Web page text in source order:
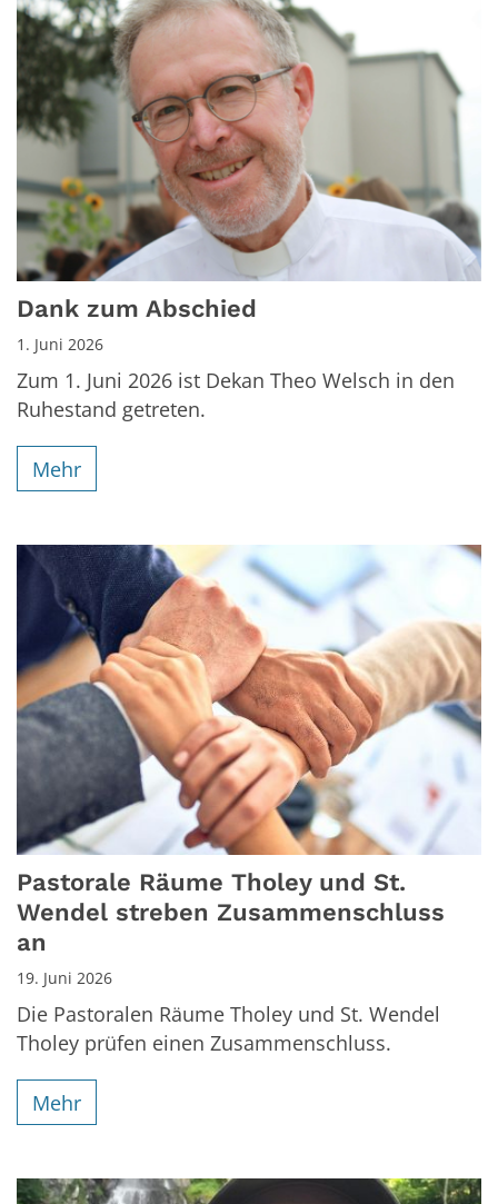
Dank zum Abschied
1. Juni 2026
Zum 1. Juni 2026 ist Dekan Theo Welsch in den
Ruhestand getreten.
Mehr
Pastorale Räume Tholey und St.
Wendel streben Zusammenschluss
an
19. Juni 2026
Die Pastoralen Räume Tholey und St. Wendel
Tholey prüfen einen Zusammenschluss.
Mehr